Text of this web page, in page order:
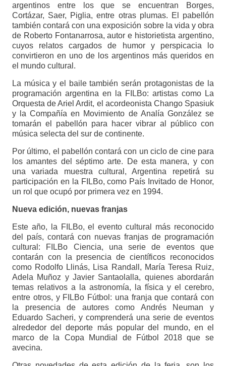
argentinos entre los que se encuentran Borges,
Cortázar, Saer, Piglia, entre otras plumas. El pabellón
también contará con una exposición sobre la vida y obra
de Roberto Fontanarrosa, autor e historietista argentino,
cuyos relatos cargados de humor y perspicacia lo
convirtieron en uno de los argentinos más queridos en
el mundo cultural.
La música y el baile también serán protagonistas de la
programación argentina en la FILBo: artistas como La
Orquesta de Ariel Ardit, el acordeonista Chango Spasiuk
y la Compañía en Movimiento de Analía González se
tomarán el pabellón para hacer vibrar al público con
música selecta del sur de continente.
Por último, el pabellón contará con un ciclo de cine para
los amantes del séptimo arte. De esta manera, y con
una variada muestra cultural, Argentina repetirá su
participación en la FILBo, como País Invitado de Honor,
un rol que ocupó por primera vez en 1994.
Nueva edición, nuevas franjas
Este año, la FILBo, el evento cultural más reconocido
del país, contará con nuevas franjas de programación
cultural: FILBo Ciencia, una serie de eventos que
contarán con la presencia de científicos reconocidos
como Rodolfo Llinás, Lisa Randall, María Teresa Ruiz,
Adela Muñoz y Javier Santaolalla, quienes abordarán
temas relativos a la astronomía, la física y el cerebro,
entre otros, y FILBo Fútbol: una franja que contará con
la presencia de autores como Andrés Neuman y
Eduardo Sacheri, y comprenderá una serie de eventos
alrededor del deporte más popular del mundo, en el
marco de la Copa Mundial de Fútbol 2018 que se
avecina.